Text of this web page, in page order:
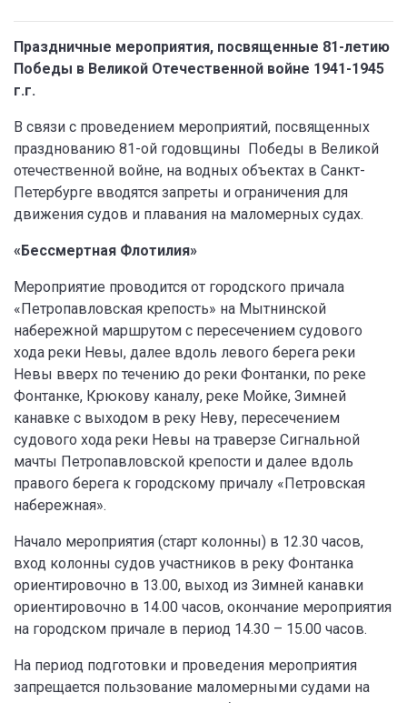
Праздничные мероприятия, посвященные 81-летию
Победы в Великой Отечественной войне 1941-1945
г.г.
В связи с проведением мероприятий, посвященных
празднованию 81-ой годовщины Победы в Великой
отечественной войне, на водных объектах в Санкт-
Петербурге вводятся запреты и ограничения для
движения судов и плавания на маломерных судах.
«Бессмертная Флотилия»
Мероприятие проводится от городского причала
«Петропавловская крепость» на Мытнинской
набережной маршрутом с пересечением судового
хода реки Невы, далее вдоль левого берега реки
Невы вверх по течению до реки Фонтанки, по реке
Фонтанке, Крюкову каналу, реке Мойке, Зимней
канавке с выходом в реку Неву, пересечением
судового хода реки Невы на траверзе Сигнальной
мачты Петропавловской крепости и далее вдоль
правого берега к городскому причалу «Петровская
набережная».
Начало мероприятия (старт колонны) в 12.30 часов,
вход колонны судов участников в реку Фонтанка
ориентировочно в 13.00, выход из Зимней канавки
ориентировочно в 14.00 часов, окончание мероприятия
на городском причале в период 14.30 – 15.00 часов.
На период подготовки и проведения мероприятия
запрещается пользование маломерными судами на